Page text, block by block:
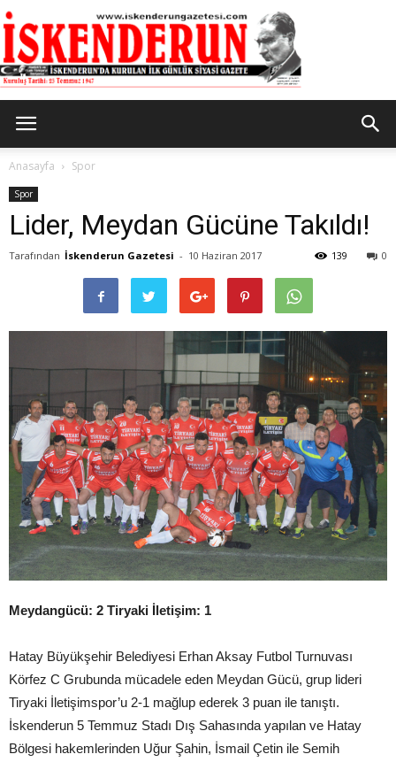
Gazetesi
Anasayfa Spor
Spor
Lider, Meydan Gücüne Takıldı!
Tarafından İskenderun Gazetesi - 10 Haziran 2017 0
139
Meydangücü: 2 Tiryaki İletişim: 1
Hatay Büyükşehir Belediyesi Erhan Aksay Futbol Turnuvası
Körfez C Grubunda mücadele eden Meydan Gücü, grup lideri
Tiryaki İletişimspor’u 2-1 mağlup ederek 3 puan ile tanıştı.
İskenderun 5 Temmuz Stadı Dış Sahasında yapılan ve Hatay
Bölgesi hakemlerinden Uğur Şahin, İsmail Çetin ile Semih